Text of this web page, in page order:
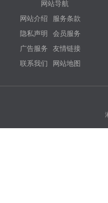
网站导航
网站介绍 服务条款
隐私声明 会员服务
广告服务 友情链接
联系我们 网站地图